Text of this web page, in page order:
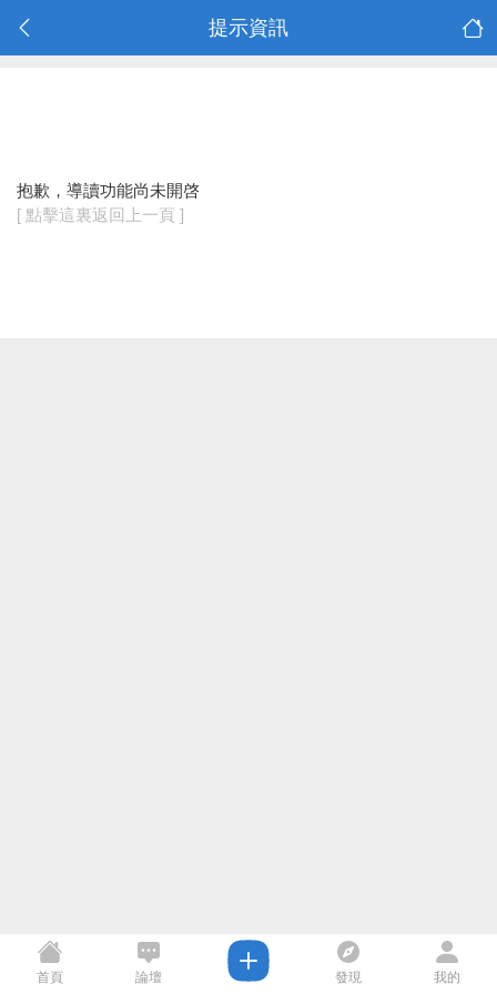
提示資訊
抱歉，導讀功能尚未開啓
[ 點擊這裏返回上一頁 ]
首頁 論壇 發現 我的